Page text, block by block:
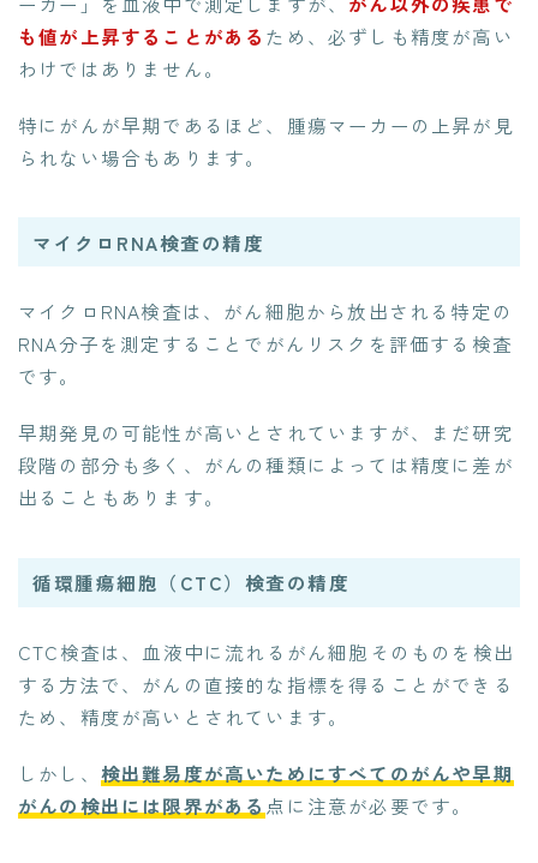
も値が上昇することがある ため、必ずしも精度が高い
わけではありません。
特にがんが早期であるほど、腫瘍マーカーの上昇が見
られない場合もあります。
マイクロRNA検査の精度
マイクロRNA検査は、がん細胞から放出される特定の
RNA分子を測定することでがんリスクを評価する検査
です。
早期発見の可能性が高いとされていますが、まだ研究
段階の部分も多く、がんの種類によっては精度に差が
出ることもあります。
循環腫瘍細胞（CTC）検査の精度
CTC検査は、血液中に流れるがん細胞そのものを検出
する方法で、がんの直接的な指標を得ることができる
ため、精度が高いとされています。
しかし、 検出難易度が高いためにすべてのがんや早期
がんの検出には限界がある 点に注意が必要です。